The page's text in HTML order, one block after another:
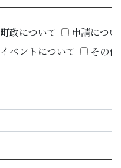
町政について
申請につ
イベントについて
その他